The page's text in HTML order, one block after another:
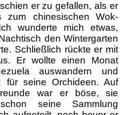
er zu gefallen, als er
zum chinesischen Wok-
wunderte mich etwas,
den Wintergarten
Schließlich rückte er mit
Er wollte einen Monat
auswandern und
für seine Orchideen. Auf
war er böse, sie
seine Sammlung